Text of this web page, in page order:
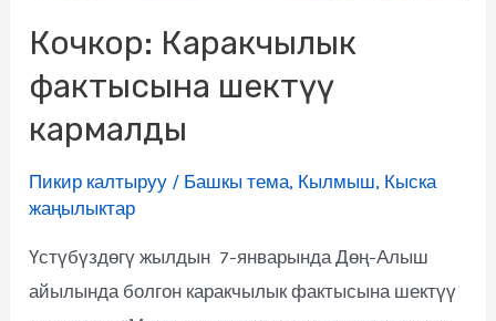
Кочкор: Каракчылык
фактысына шектүү
кармалды
Пикир калтыруу / Башкы тема, Кылмыш, Кыска
жаңылыктар
Үстүбүздөгү жылдын 7-январында Дөң-Алыш
айылында болгон каракчылык фактысына шектүү